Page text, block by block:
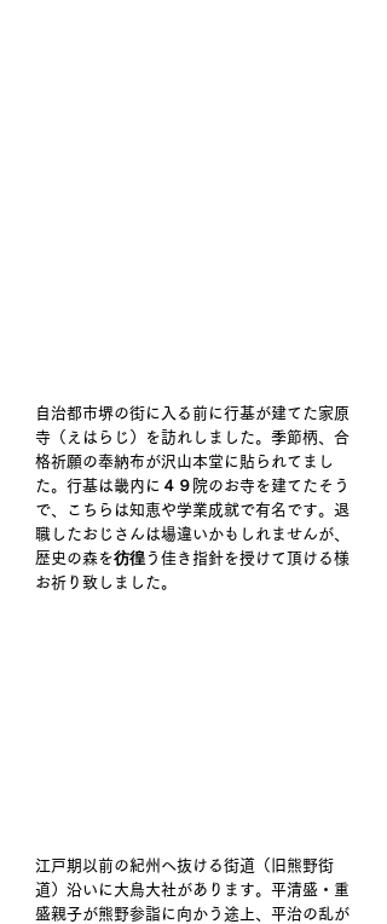
自治都市堺の街に入る前に行基が建てた家原
寺（えはらじ）を訪れしました。季節柄、合
格祈願の奉納布が沢山本堂に貼られてまし
た。行基は畿内に４９院のお寺を建てたそう
で、こちらは知恵や学業成就で有名です。退
職したおじさんは場違いかもしれませんが、
歴史の森を彷徨う佳き指針を授けて頂ける様
お祈り致しました。
江戸期以前の紀州へ抜ける街道（旧熊野街
道）沿いに大鳥大社があります。平清盛・重
盛親子が熊野参詣に向かう途上、平治の乱が